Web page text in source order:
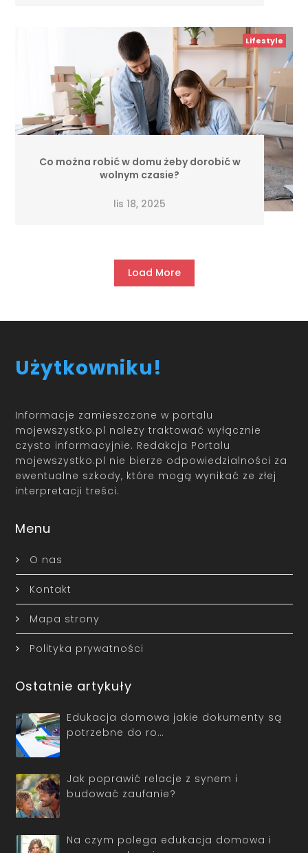
Lifestyle
Co można robić w domu żeby dorobić w
wolnym czasie?
lis 18, 2025
Load More
Użytkowniku!
Informacje zamieszczone w portalu
mojewszystko.pl należy traktować wyłącznie
czysto informacyjnie. Redakcja Portalu
mojewszystko.pl nie bierze odpowiedzialności za
ewentualne szkody, które mogą wynikać ze złej
interpretacji treści.
Menu
O nas
Kontakt
Mapa strony
Polityka prywatności
Ostatnie artykuły
Edukacja domowa jakie dokumenty są
potrzebne do ro…
Jak poprawić relacje z synem i
budować zaufanie?
Na czym polega edukacja domowa i